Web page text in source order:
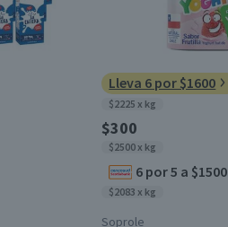
0,1
Lleva 6 por $1600
$2225 x kg
$300
$2500 x kg
6 por 5 a $1500
$2083 x kg
Soprole